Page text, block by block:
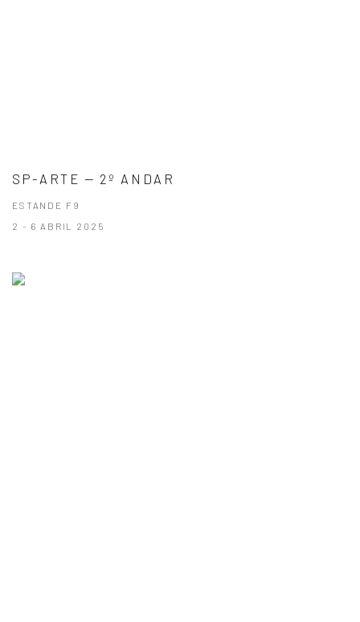
SP-ARTE — 2º ANDAR
ESTANDE F9
2 - 6 ABRIL 2025